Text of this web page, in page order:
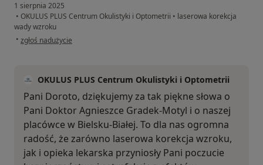
1 sierpnia 2025
• OKULUS PLUS Centrum Okulistyki i Optometrii • laserowa korekcja
wady wzroku
• w opinii użytkownika Dorota
zgłoś nadużycie
OKULUS PLUS Centrum Okulistyki i Optometrii
Pani Doroto, dziękujemy za tak piękne słowa o
Pani Doktor Agnieszce Gradek-Motyl i o naszej
placówce w Bielsku-Białej. To dla nas ogromna
radość, że zarówno laserowa korekcja wzroku,
jak i opieka lekarska przyniosły Pani poczucie